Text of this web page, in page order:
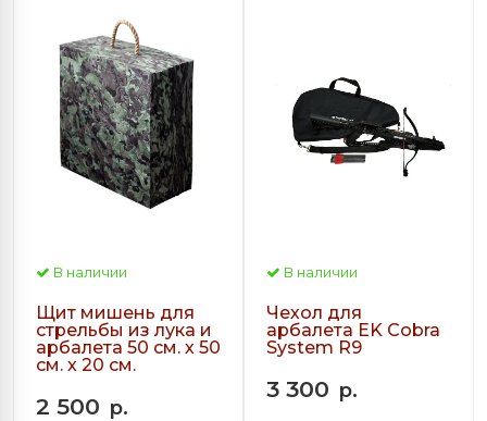
В наличии
Щит мишень для
стрельбы из лука и
арбалета 50 см. х 50
см. х 20 см.
2 500 р.
В наличии
Чехол для
арбалета EK Cobra
System R9
3 300 р.